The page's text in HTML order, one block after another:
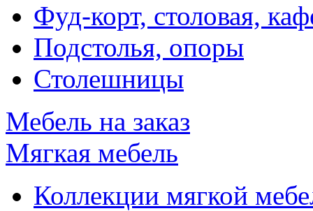
Фуд-корт, столовая,
Подстолья, опоры
Столешницы
Мебель на заказ
Мягкая мебель
Коллекции мягкой